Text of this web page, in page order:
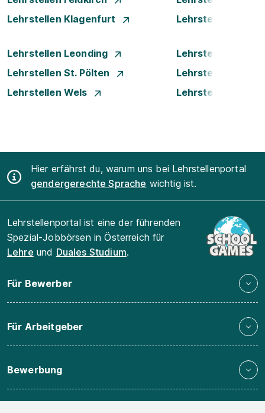
Lehrstellen Klagenfurt
Lehrstellen
Lehrstellen Leonding
Lehrstellen Linz
Lehrstellen St. Pölten
Lehrstellen Steyr
Lehrstellen Wels
Lehrstellen Wien
Hier erfährst du, warum uns bei Lehrstellenportal
gendergerechte Sprache wichtig ist.
Lehrstellenportal ist eine der führenden
Spezial-Jobbörsen in Österreich für
Lehre und Duales Studium.
Für Bewerber
Für Arbeitgeber
Bewerbung